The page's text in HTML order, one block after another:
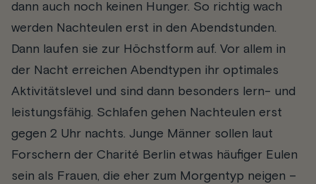
dann auch noch keinen Hunger. So richtig wach
werden Nachteulen erst in den Abendstunden.
Dann laufen sie zur Höchstform auf. Vor allem in
der Nacht erreichen Abendtypen ihr optimales
Aktivitätslevel und sind dann besonders lern- und
leistungsfähig. Schlafen gehen Nachteulen erst
gegen 2 Uhr nachts. Junge Männer sollen laut
Forschern der Charité Berlin etwas häufiger Eulen
sein als Frauen, die eher zum Morgentyp neigen –